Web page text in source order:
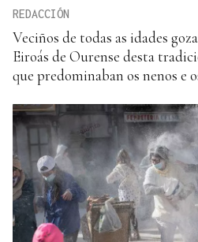
REDACCIÓN
Veciños de todas as idades
Eiroás de Ourense desta
que predominaban os nenos e